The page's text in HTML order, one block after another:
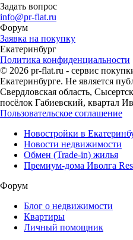
Задать вопрос
info@pr-flat.ru
Форум
Заявка на покупку
Екатеринбург
Политика конфиденциальности
© 2026 pr-flat.ru - сервис
Екатеринбурге. Не является
Свердловская область,
посёлок Габиевский, квартал
Пользовательское соглашение
Новостройки в
Новости недвижимости
Обмен (Trade-in) жилья
Премиум-дома Иволга
Форум
Блог о недвижимости
Квартиры
Личный помощник